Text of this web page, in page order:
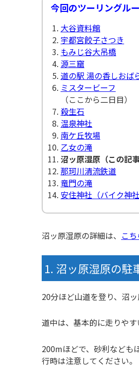
今回のツーリングル
大谷資料館
宇都宮餃子さつき
もみじ谷大吊橋
源三窟
道の駅 湯の香しおば
ミスタービーフ
（ここから二日目）
殺生石
温泉神社
南ケ丘牧場
乙女の滝
沼ッ原湿原（この記事
那珂川清流鉄道
竜門の滝
安住神社（バイク神社
沼ッ原湿原の詳細は、 こち
沼ッ原湿原の駐
20分ほど山道を登り、沼
道中は、基本的に走りや
200mほどで、砂利なども
行時は注意してください。